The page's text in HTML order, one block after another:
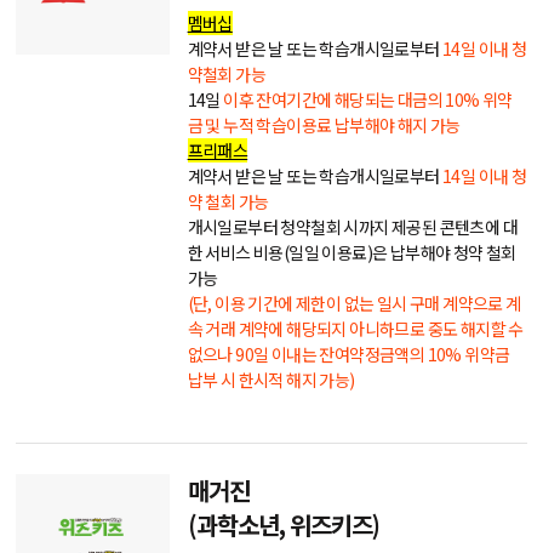
멤버십
계약서 받은 날 또는 학습개시일로부터 14일 이내 청
약철회 가능
14일 이후 잔여기간에 해당되는 대금의 10% 위약
금 및 누적 학습이용료 납부해야 해지 가능
프리패스
계약서 받은 날 또는 학습개시일로부터 14일 이내 청
약 철회 가능
개시일로부터 청약철회 시까지 제공된 콘텐츠에 대
한 서비스 비용(일일 이용료)은 납부해야 청약 철회
가능
(단, 이용 기간에 제한이 없는 일시 구매 계약으로 계
속 거래 계약에 해당되지 아니하므로 중도 해지할 수
없으나 90일 이내는 잔여약정금액의 10% 위약금
납부 시 한시적 해지 가능)
매거진
(과학소년, 위즈키즈)